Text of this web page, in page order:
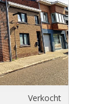
Verkocht